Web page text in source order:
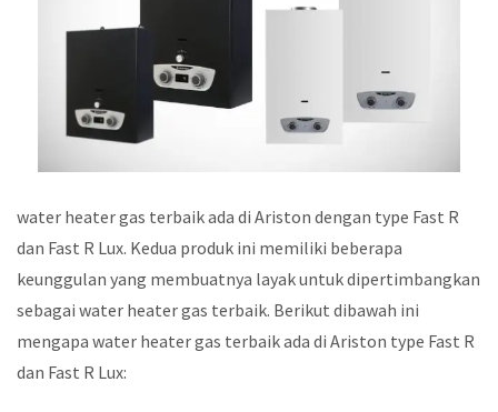
water heater gas terbaik ada di Ariston dengan type Fast R
dan Fast R Lux. Kedua produk ini memiliki beberapa
keunggulan yang membuatnya layak untuk dipertimbangkan
sebagai water heater gas terbaik. Berikut dibawah ini
mengapa water heater gas terbaik ada di Ariston type Fast R
dan Fast R Lux: